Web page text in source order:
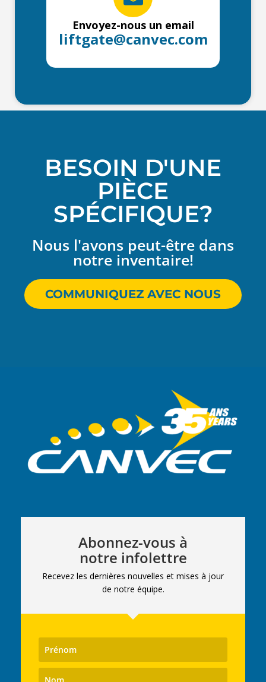
Envoyez-nous un email
liftgate@canvec.com
BESOIN D'UNE
PIÈCE
SPÉCIFIQUE?
Nous l'avons peut-être dans
notre inventaire!
COMMUNIQUEZ AVEC NOUS
Abonnez-vous à
notre infolettre
Recevez les dernières nouvelles et mises à jour
de notre équipe.